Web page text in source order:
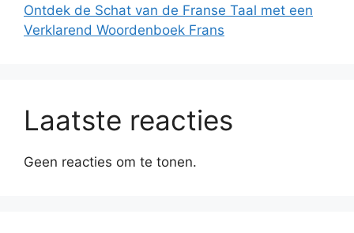
Ontdek de Schat van de Franse Taal met een
Verklarend Woordenboek Frans
Laatste reacties
Geen reacties om te tonen.